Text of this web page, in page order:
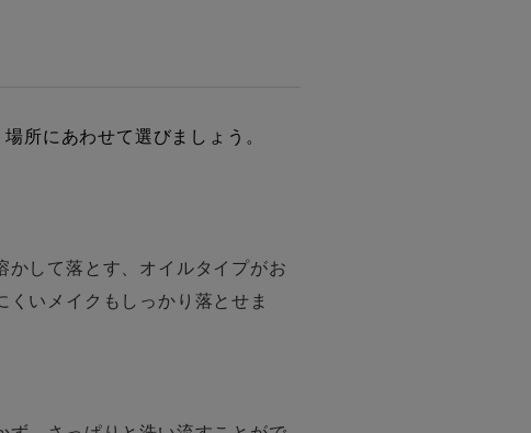
所にあわせて選びましょう。
かして落とす、オイルタイプがお
いメイクもしっかり落とせま